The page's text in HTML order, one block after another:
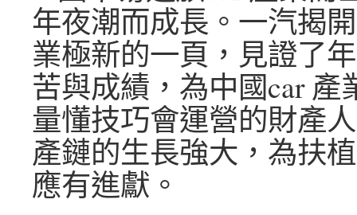
年夜潮而成長。一汽揭
業極新的一頁，見證了
苦與成績，為中國car 產
量懂技巧會運營的財產
產鏈的生長強大，為扶
應有進獻。